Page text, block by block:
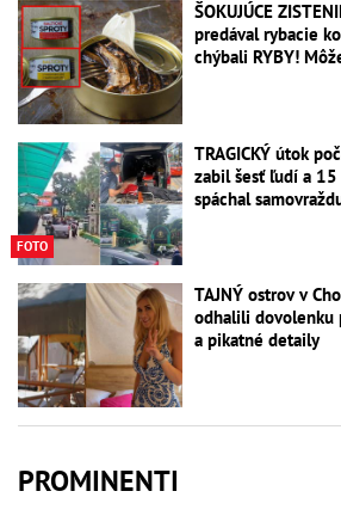
ŠOKUJÚCE
predával rybacie
chýbali RYBY!
FOTO
TRAGICKÝ útok
zabil šesť ľudí a
spáchal
TAJNÝ ostrov v
odhalili dovolenku
a pikatné detaily
PROMINENTI